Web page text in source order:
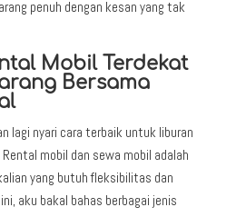
penuh dengan kesan yang tak
Mobil Terdekat
Bersama
lagi nyari cara terbaik untuk liburan
mobil dan sewa mobil adalah
yang butuh fleksibilitas dan
aku bakal bahas berbagai jenis